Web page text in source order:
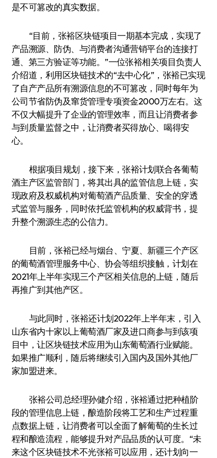
是不可篡改的真实数据。
“目前，张裕区块链项目一期基本完成，实现了
产品溯源、防伪、与消费者沟通营销平台的连接打
通、第三方验证等功能。”一位张裕相关项目负责人
介绍道，利用区块链技术的“去中心化”，张裕已实现
了自产产品所有溯源信息的不可篡改，同时每年为
公司节省防伪及窜货管理专项资金2000万左右。这
不仅大幅提升了企业的管理效率，而且让消费者参
与到质量监督之中，让消费者买得放心、喝得安
心。
根据项目规划，接下来，张裕计划联合各葡萄
酒主产区监管部门，将其出具的监管信息上链，实
现政府及权威机构对葡萄酒产品质量、安全的穿透
式监管与服务，同时依托监管机构的权威背书，提
升整个溯源生态的公信力。
目前，张裕已经与烟台、宁夏、新疆三个产区
的葡萄酒管理服务中心、协会等组织接触，计划在
2021年上半年实现三个产区相关信息的上链，随后
再推广到其他产区。
与此同时，张裕还计划2022年上半年末，引入
山东省内十家以上葡萄酒厂家及进口商参与到该项
目中，让区块链技术应用为山东葡萄酒行业赋能。
如果推广顺利，随后将继续引入国内及国外其他厂
家加盟进来。
张裕公司总经理孙健介绍，张裕通过把种植阶
段的管理信息上链，酿造阶段将工艺和生产过程重
点数据上链，让消费者可以全面了解葡萄的生长过
程和酿造流程，能够提升对产品品质的认可度。“未
来这个区块链技术不光张裕可以应用，还计划向一